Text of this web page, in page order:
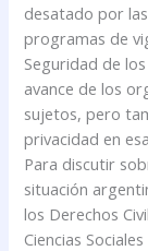
desatado por
programas de
Seguridad de
avance de los
sujetos, pero
privacidad en
Para discutir
situación
los Derechos
Ciencias